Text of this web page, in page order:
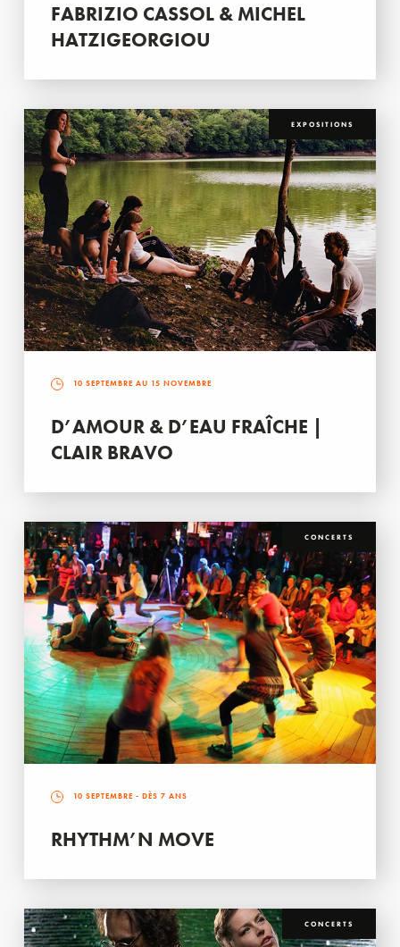
FABRIZIO CASSOL & MICHEL
HATZIGEORGIOU
EXPOSITIONS
10 SEPTEMBRE AU 15 NOVEMBRE
D’AMOUR & D’EAU FRAÎCHE |
CLAIR BRAVO
CONCERTS
10 SEPTEMBRE - DÈS 7 ANS
RHYTHM’N MOVE
CONCERTS